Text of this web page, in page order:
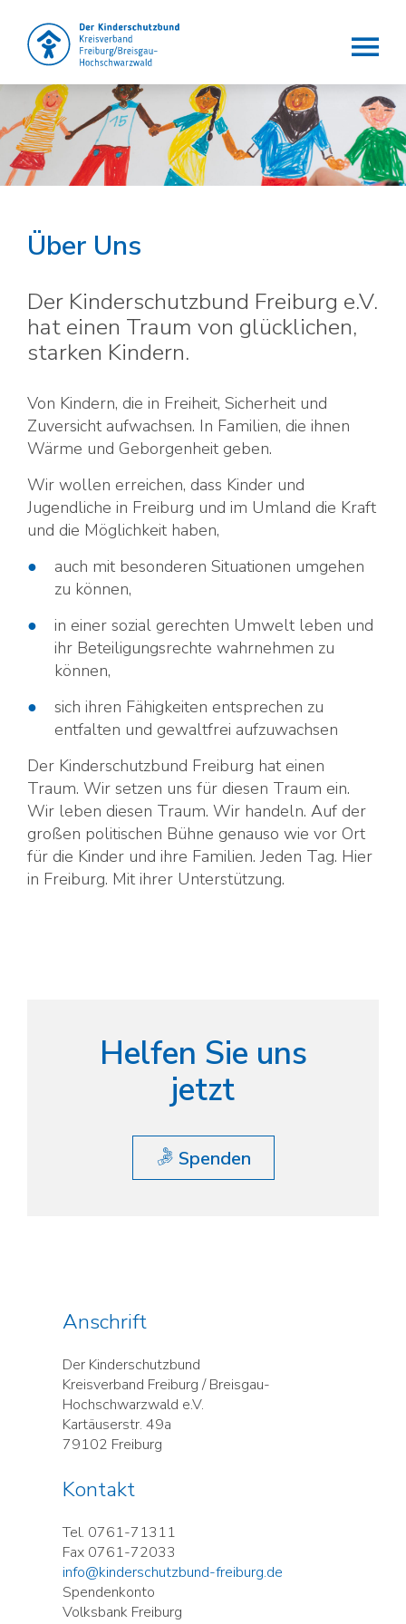
Der Kinderschutzbund e.V.
Die Lobby für Kinder
Über Uns
Der Kinderschutzbund Freiburg e.V.
hat einen Traum von glücklichen,
starken Kindern.
Von Kindern, die in Freiheit, Sicherheit und
Zuversicht aufwachsen. In Familien, die ihnen
Wärme und Geborgenheit geben.
Wir wollen erreichen, dass Kinder und
Jugendliche in Freiburg und im Umland die Kraft
und die Möglichkeit haben,
auch mit besonderen Situationen umgehen
zu können,
in einer sozial gerechten Umwelt leben und
ihr Beteiligungsrechte wahrnehmen zu
können,
sich ihren Fähigkeiten entsprechen zu
entfalten und gewaltfrei aufzuwachsen
Der Kinderschutzbund Freiburg hat einen
Traum. Wir setzen uns für diesen Traum ein.
Wir leben diesen Traum. Wir handeln. Auf der
großen politischen Bühne genauso wie vor Ort
für die Kinder und ihre Familien. Jeden Tag. Hier
in Freiburg. Mit ihrer Unterstützung.
Helfen Sie uns
jetzt
Spenden
Anschrift
Der Kinderschutzbund
Kreisverband Freiburg / Breisgau-
Hochschwarzwald e.V.
Kartäuserstr. 49a
79102 Freiburg
Kontakt
Tel. 0761-71311
Fax 0761-72033
info@kinderschutzbund-freiburg.de
Spendenkonto
Volksbank Freiburg